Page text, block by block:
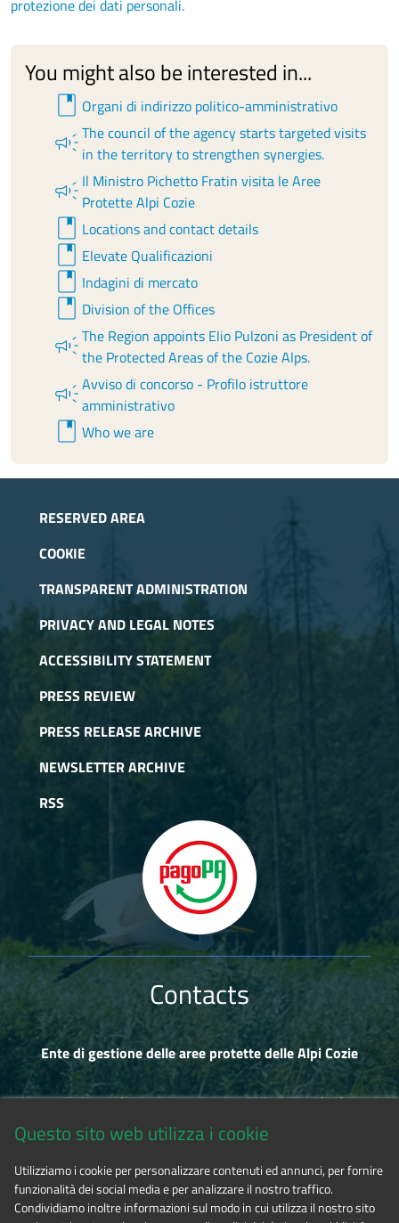
Consiglieri membri:
Valter Agesilao
del Parco naturale Orsiera-Rocciavrè -Curriculum
Vitae-Dichiarazione-Redditi;
Piero Biolati(dal 31.07.2018) in rappresentanza
del territorio del Parco naturale del Gran Bosco di
Salbertrand -Atto di nomina
Dichiarazione -Redditi;
Elisa Treves
Parco naturale Val Troncea -
Dichiarazione -Redditi;
Alessandra Santoroin rappresentanza del Parco
naturale dei Laghi di Avigliana -Curriculum Vitae
-Dichiarazione-Redditi ;
Associazioni Agricole -
Curriculum Vitae-
Dichiarazione-Redditi
Andrea Cavallero
Dichiarazione-Redditi.
protezione dei dati personali.
You might also be interested in...
book Organi di indirizzo politico-amministrativo
campaignThe council of the agency starts targeted visits
in the territory to strengthen synergies.
campaign Il Ministro Pichetto Fratin visita le Aree
Protette Alpi Cozie
book Locations and contact details
book Elevate Qualificazioni
book Indagini di mercato
book Division of the Offices
campaignThe Region appoints Elio Pulzoni as President of
the Protected Areas of the Cozie Alps.
campaignAvviso di concorso - Profilo istruttore
amministrativo
book Who we are
RESERVED AREA
COOKIE
TRANSPARENT ADMINISTRATION
PRIVACY AND LEGAL NOTES
ACCESSIBILITY STATEMENT
PRESS REVIEW
PRESS RELEASE ARCHIVE
NEWSLETTER ARCHIVE
RSS
Contacts
Ente di gestione delle aree protette delle Alpi Cozie
Via Fransuà Fontan, 1 - 10050 Salbertrand (TO)
Phone 0122.854720
Questo sito web utilizza i cookie
Utilizziamo i cookie per personalizzare contenuti ed annunci, per fornire
funzionalità dei social media e per analizzare il nostro traffico.
Condividiamo inoltre informazioni sul modo in cui utilizza il nostro sito